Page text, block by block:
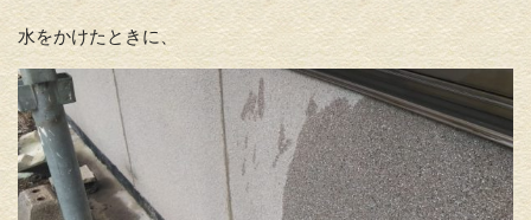
水をかけたときに、